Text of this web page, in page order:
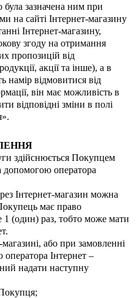
зазначена ним при
на сайті Інтернет-магазину
Інтернет-магазину,
згоду на отримання
пропозицій від
акції та інше), а в
намір відмовитися від
він має можливість в
відповідні зміни в полі
здійснюється Покупцем
допомогою оператора
Інтернет-магазин можна
має право
1 (один) раз, тобто може мати
або при замовленні
Інтернет –
надати наступну